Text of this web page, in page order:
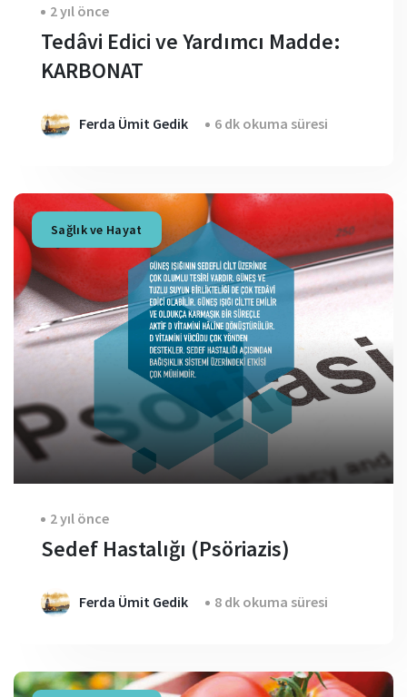
2 yıl önce
Tedâvi Edici ve Yardımcı Madde:
KARBONAT
Ferda Ümit Gedik 6 dk okuma süresi
Sağlık ve Hayat
2 yıl önce
Sedef Hastalığı (Psöriazis)
Ferda Ümit Gedik 8 dk okuma süresi